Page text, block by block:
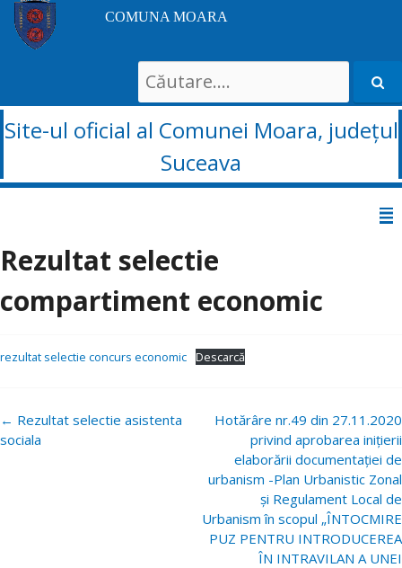
COMUNA MOARA
Search
for:
Site-ul oficial al Comunei Moara, județul
Suceava
conținut
Rezultat selectie
compartiment economic
rezultat selectie concurs economic Descarcă
Navigare
postări
← Rezultat selectie asistenta
sociala
Hotărâre nr.49 din 27.11.2020
privind aprobarea inițierii
elaborării documentației de
urbanism -Plan Urbanistic Zonal
și Regulament Local de
Urbanism în scopul „ÎNTOCMIRE
PUZ PENTRU INTRODUCEREA
ÎN INTRAVILAN A UNEI